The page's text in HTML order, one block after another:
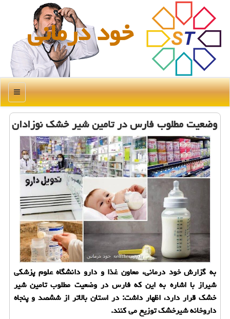
خود درمانی
منو
وضعیت مطلوب فارس در تامین شیر خشک نوزادان
به گزارش خود درمانی، معاون غذا و دارو دانشگاه علوم پزشکی
شیراز با اشاره به این که فارس در وضعیت مطلوب تامین شیر
خشک قرار دارد، اظهار داشت: در استان بالاتر از ششصد و پنجاه
داروخانه شیرخشک توزیع می کنند.